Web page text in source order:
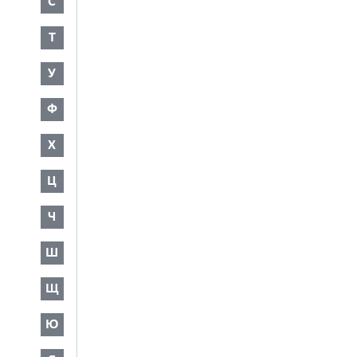
Т
У
Ф
Х
Ц
Ч
Ш
Щ
Ю